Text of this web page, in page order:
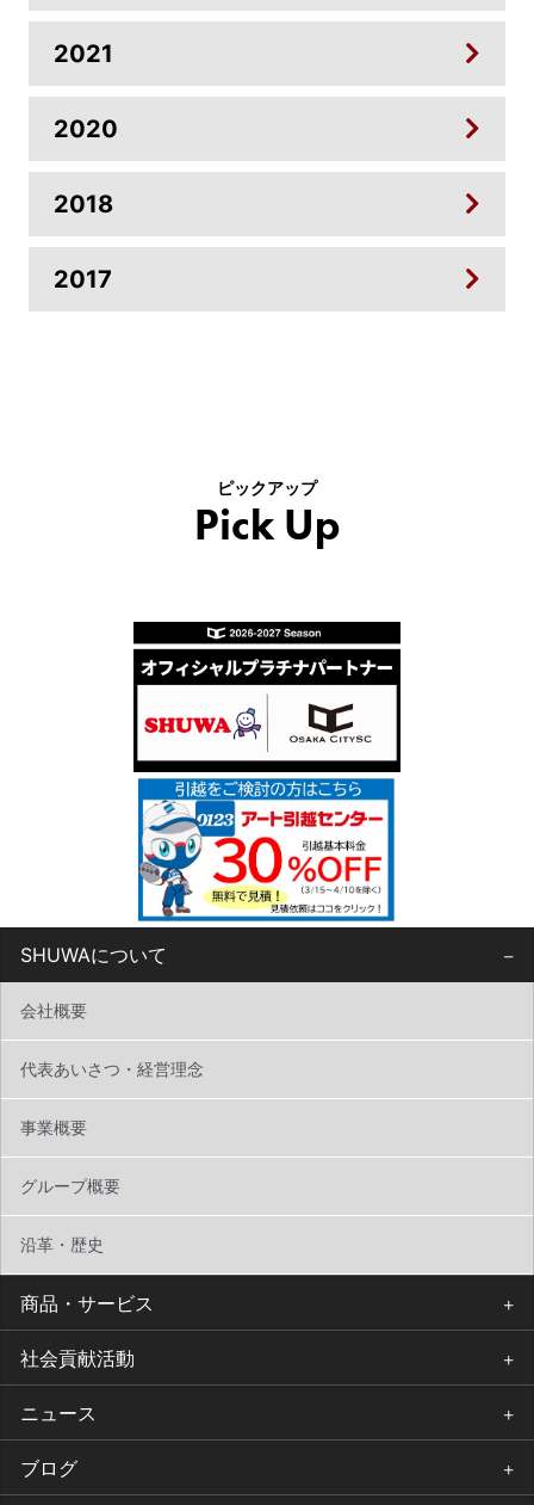
2021
2020
2018
2017
ピックアップ
Pick Up
SHUWAについて
会社概要
代表あいさつ・経営理念
事業概要
グループ概要
沿革・歴史
商品・サービス
社会貢献活動
ニュース
ブログ